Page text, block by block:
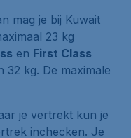
mag je bij Kuwait
23 kg
en First Class
32 kg. De maximale
je vertrekt kun je
inchecken. Je